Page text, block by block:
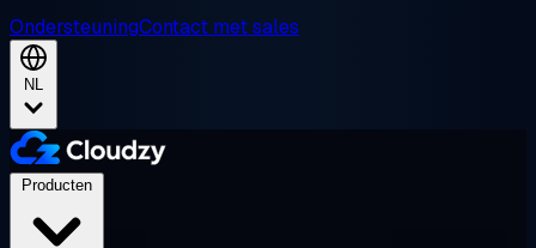
OndersteuningContact met sales
NL